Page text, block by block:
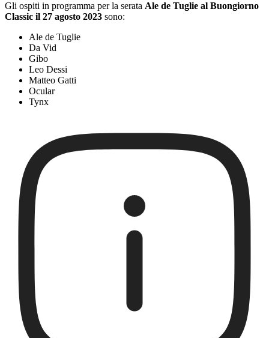
Gli ospiti in programma per la serata Ale de Tuglie al Buongiorno
Classic il 27 agosto 2023 sono:
Ale de Tuglie
Da Vid
Gibo
Leo Dessi
Matteo Gatti
Ocular
Tynx